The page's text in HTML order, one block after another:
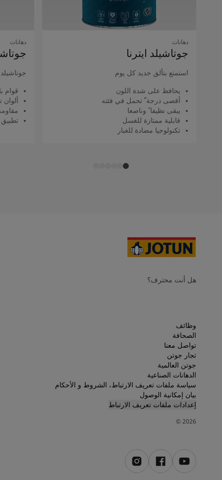
دهانات
جوتاشيلد اﻳﺘﺮﻧﺎ
استمتع بتألق جديد كل يوم
يحافظ على شدة اللون
أقصى درجة ّ تحمل في فئته
يبقى نظيفا ً وناصعا
قابلية ممتازة للغسل
تكنولوجيا مضادة للغبار
دهانات
جوتاشيلد
قوام
ألوان
هل أنت محترف؟
وظائف
الصحافة
تواصل معنا
تجار جوتن
جوتن العالمية
الدهانات الصناعية
سياسة ملفات تعريف الارتباط، الشروط و الأحكام
بيان إمكانية الوصول
إعدادات ملفات تعريف الارتباط
2026
©